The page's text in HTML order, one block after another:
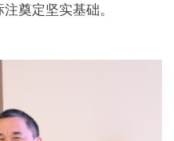
奠定坚实基础。